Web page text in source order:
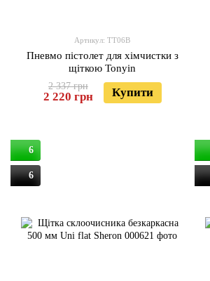
Артикул: TT06B
Пневмо пістолет для хімчистки з
щіткою Tonyin
2 337 грн
2 220 грн Купити
6
6